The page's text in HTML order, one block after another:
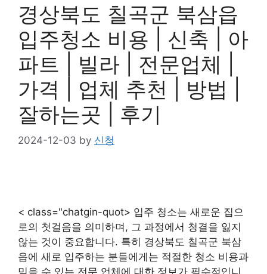
경상북도 칠곡군 북삼읍
입주청소 비용 | 신축 | 아
파트 | 빌라 | 전문업체 |
가격 | 업체 추천 | 방법 |
잘하는곳 | 후기
2024-12-03 by 신청
< class="chatgin-quot> 입주 청소는 새로운 집으
로의 첫걸음을 의미하며, 그 과정에서 청결을 잃지
않는 것이 중요합니다. 특히 경상북도 칠곡군 북삼
읍에 새로 입주하는 분들에게는 적절한 청소 비용과
믿을 수 있는 전문 업체에 대한 정보가 필수적입니